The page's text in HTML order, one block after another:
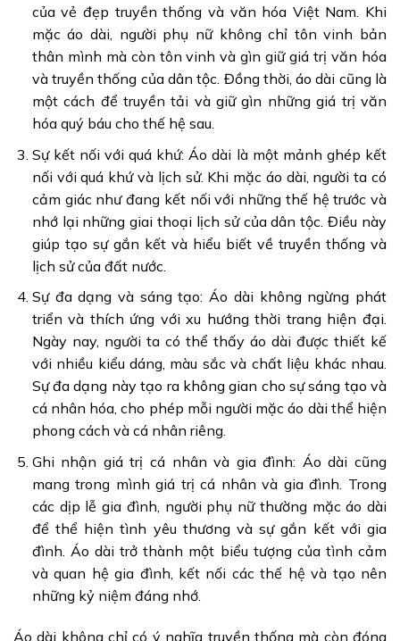
của vẻ đẹp truyền thống và văn hóa Việt Nam. Khi
mặc áo dài, người phụ nữ không chỉ tôn vinh bản
thân mình mà còn tôn vinh và gìn giữ giá trị văn hóa
và truyền thống của dân tộc. Đồng thời, áo dài cũng là
một cách để truyền tải và giữ gìn những giá trị văn
hóa quý báu cho thế hệ sau.
Sự kết nối với quá khứ: Áo dài là một mảnh ghép kết
nối với quá khứ và lịch sử. Khi mặc áo dài, người ta có
cảm giác như đang kết nối với những thế hệ trước và
nhớ lại những giai thoại lịch sử của dân tộc. Điều này
giúp tạo sự gắn kết và hiểu biết về truyền thống và
lịch sử của đất nước.
Sự đa dạng và sáng tạo: Áo dài không ngừng phát
triển và thích ứng với xu hướng thời trang hiện đại.
Ngày nay, người ta có thể thấy áo dài được thiết kế
với nhiều kiểu dáng, màu sắc và chất liệu khác nhau.
Sự đa dạng này tạo ra không gian cho sự sáng tạo và
cá nhân hóa, cho phép mỗi người mặc áo dài thể hiện
phong cách và cá nhân riêng.
Ghi nhận giá trị cá nhân và gia đình: Áo dài cũng
mang trong mình giá trị cá nhân và gia đình. Trong
các dịp lễ gia đình, người phụ nữ thường mặc áo dài
để thể hiện tình yêu thương và sự gắn kết với gia
đình. Áo dài trở thành một biểu tượng của tình cảm
và quan hệ gia đình, kết nối các thế hệ và tạo nên
những kỷ niệm đáng nhớ.
Áo dài không chỉ có ý nghĩa truyền thống mà còn đóng